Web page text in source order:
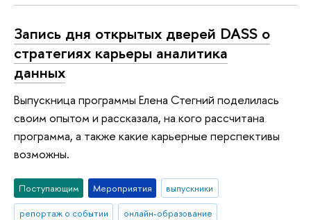
Запись дня открытых дверей DASS о
стратегиях карьеры аналитика
данных
Выпускница программы Елена Стегний поделилась
своим опытом и рассказала, на кого рассчитана
программа, а также какие карьерные перспективы
возможны.
Поступающим Мероприятия
выпускники
репортаж о событии
онлайн-образование